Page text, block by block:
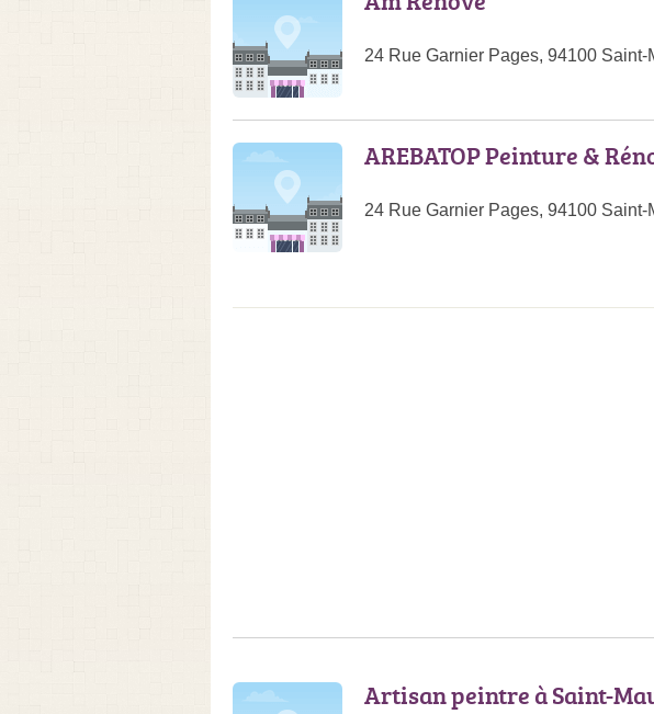
24 Rue Garnier Pages, 94100 Saint-
AREBATOP Peinture &
24 Rue Garnier Pages, 94100 Saint-
Artisan peintre à Saint-